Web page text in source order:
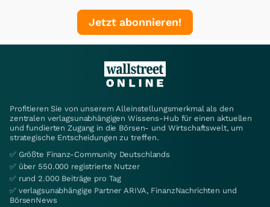
Jetzt abonnieren!
Profitieren Sie von unserem Alleinstellungsmerkmal als den
zentralen verlagsunabhängigen Wissens-Hub für einen aktuellen
und fundierten Zugang in die Börsen- und Wirtschaftswelt, um
strategische Entscheidungen zu treffen.
✅ Größte Finanz-Community Deutschlands
✅ über 550.000 registrierte Nutzer
✅ rund 2.000 Beiträge pro Tag
✅ verlagsunabhängige Partner ARIVA, FinanzNachrichten und
BörsenNews